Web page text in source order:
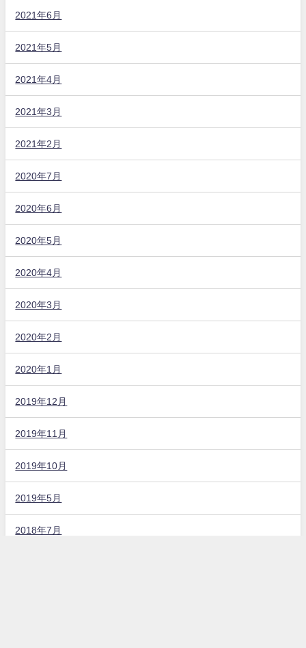
2021年6月
2021年5月
2021年4月
2021年3月
2021年2月
2020年7月
2020年6月
2020年5月
2020年4月
2020年3月
2020年2月
2020年1月
2019年12月
2019年11月
2019年10月
2019年5月
2018年7月